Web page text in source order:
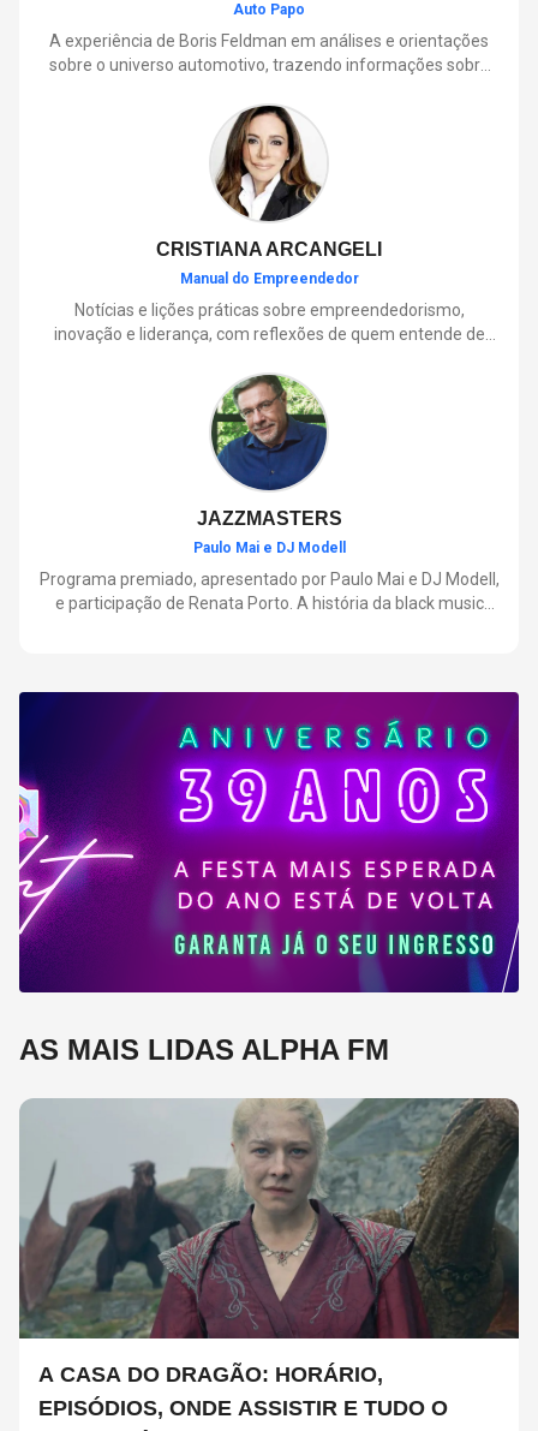
Auto Papo
A experiência de Boris Feldman em análises e orientações
sobre o universo automotivo, trazendo informações sobre
que envolve o dia a dia dos motoristas.
CRISTIANA ARCANGELI
Manual do Empreendedor
Notícias e lições práticas sobre empreendedorismo,
inovação e liderança, com reflexões de quem entende de
JAZZMASTERS
Paulo Mai e DJ Modell
Programa premiado, apresentado por Paulo Mai e DJ Modell,
e participação de Renata Porto. A história da black music
AS MAIS LIDAS ALPHA FM
A CASA DO DRAGÃO: HORÁRIO,
EPISÓDIOS, ONDE ASSISTIR E TUDO O